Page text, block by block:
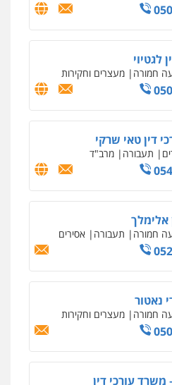
לגטיוי
חמורה מעצרים וחקירות
דין טאי שרקי
תעבורה מרב"ד
אלימלך
חמורה תעבורה אסירים
נאטור
חמורה מעצרים וחקירות
משרד עורכי דין